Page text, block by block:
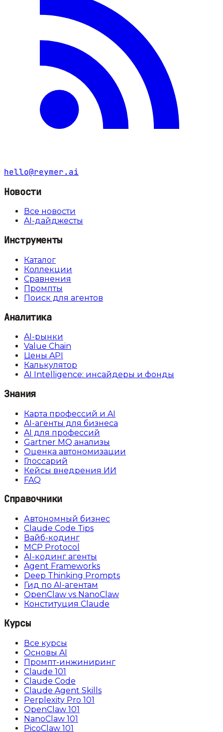
hello@reymer.ai
Новости
Все новости
AI-дайджесты
Инструменты
Каталог
Коллекции
Сравнения
Промпты
Поиск для агентов
Аналитика
AI-рынки
Value Chain
Цены API
Калькулятор
AI Intelligence: инсайдеры и фонды
Знания
Карта профессий и AI
AI-агенты для бизнеса
AI для профессий
Gartner MQ анализы
Оценка автономизации
Глоссарий
Кейсы внедрения ИИ
FAQ
Справочники
Автономный бизнес
Claude Code Tips
Вайб-кодинг
MCP Protocol
AI-кодинг агенты
Agent Frameworks
Deep Thinking Prompts
Гид по AI-агентам
OpenClaw vs NanoClaw
Конституция Claude
Курсы
Все курсы
Основы AI
Промпт-инжиниринг
Claude 101
Claude Code
Claude Agent Skills
Perplexity Pro 101
OpenClaw 101
NanoClaw 101
PicoClaw 101